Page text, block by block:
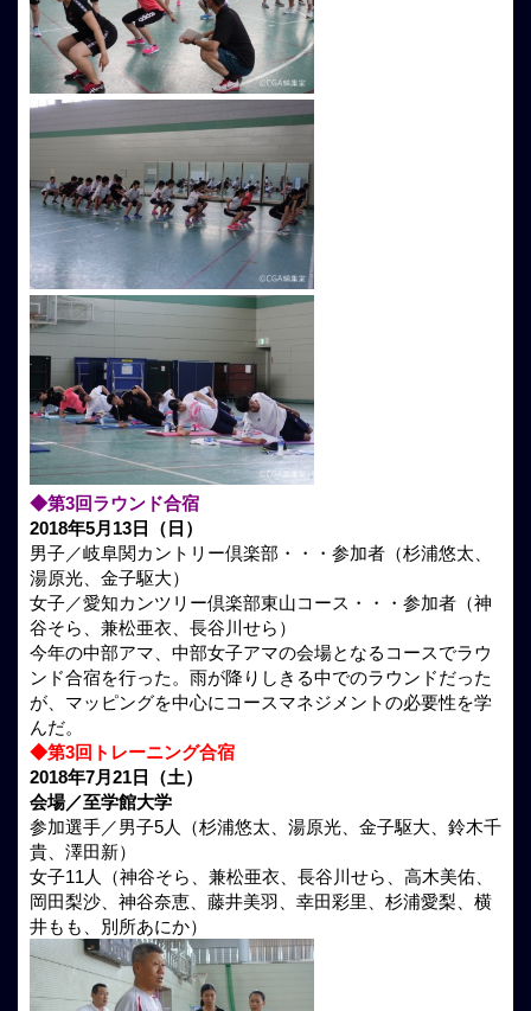
◆第3回ラウンド合宿
2018年5月13日（日）
男子／岐阜関カントリー倶楽部・・・参加者（杉浦悠太、
湯原光、金子駆大）
女子／愛知カンツリー倶楽部東山コース・・・参加者（神
谷そら、兼松亜衣、長谷川せら）
今年の中部アマ、中部女子アマの会場となるコースでラウ
ンド合宿を行った。雨が降りしきる中でのラウンドだった
が、マッピングを中心にコースマネジメントの必要性を学
んだ。
◆第3回トレーニング合宿
2018年7月21日（土）
会場／至学館大学
参加選手／男子5人（杉浦悠太、湯原光、金子駆大、鈴木千
貴、澤田新）
女子11人（神谷そら、兼松亜衣、長谷川せら、高木美佑、
岡田梨沙、神谷奈恵、藤井美羽、幸田彩里、杉浦愛梨、横
井もも、別所あにか）